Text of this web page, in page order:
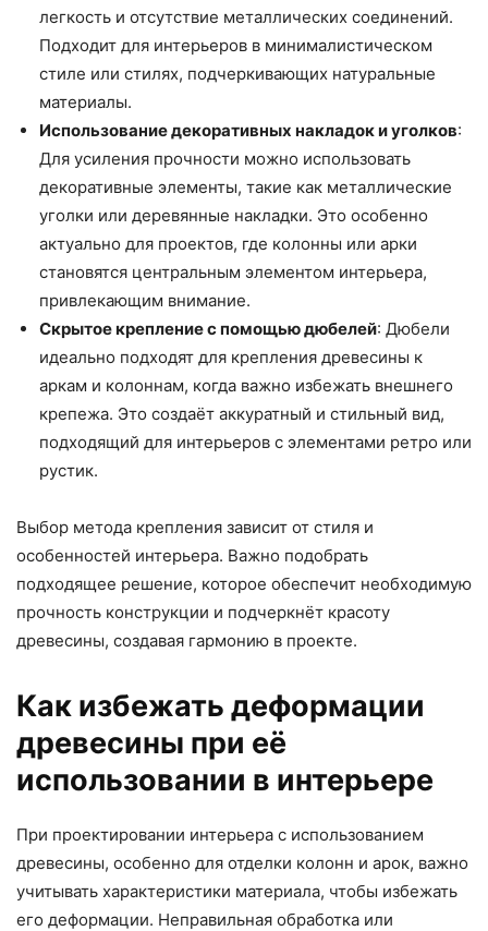
легкость и отсутствие металлических соединений.
Подходит для интерьеров в минималистическом
стиле или стилях, подчеркивающих натуральные
материалы.
Использование декоративных накладок и уголков:
Для усиления прочности можно использовать
декоративные элементы, такие как металлические
уголки или деревянные накладки. Это особенно
актуально для проектов, где колонны или арки
становятся центральным элементом интерьера,
привлекающим внимание.
Скрытое крепление с помощью дюбелей: Дюбели
идеально подходят для крепления древесины к
аркам и колоннам, когда важно избежать внешнего
крепежа. Это создаёт аккуратный и стильный вид,
подходящий для интерьеров с элементами ретро или
рустик.
Выбор метода крепления зависит от стиля и
особенностей интерьера. Важно подобрать
подходящее решение, которое обеспечит необходимую
прочность конструкции и подчеркнёт красоту
древесины, создавая гармонию в проекте.
Как избежать деформации
древесины при её
использовании в интерьере
При проектировании интерьера с использованием
древесины, особенно для отделки колонн и арок, важно
учитывать характеристики материала, чтобы избежать
его деформации. Неправильная обработка или